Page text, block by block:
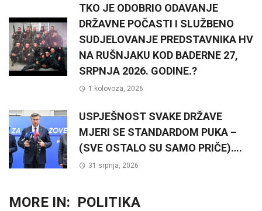
TKO JE ODOBRIO ODAVANJE
DRŽAVNE POČASTI I SLUŽBENO
SUDJELOVANJE PREDSTAVNIKA HV
NA RUŠNJAKU KOD BADERNE 27,
SRPNJA 2026. GODINE.?
1 kolovoza, 2026
USPJEŠNOST SVAKE DRŽAVE
MJERI SE STANDARDOM PUKA –
(SVE OSTALO SU SAMO PRIČE)….
31 srpnja, 2026
MORE IN: POLITIKA